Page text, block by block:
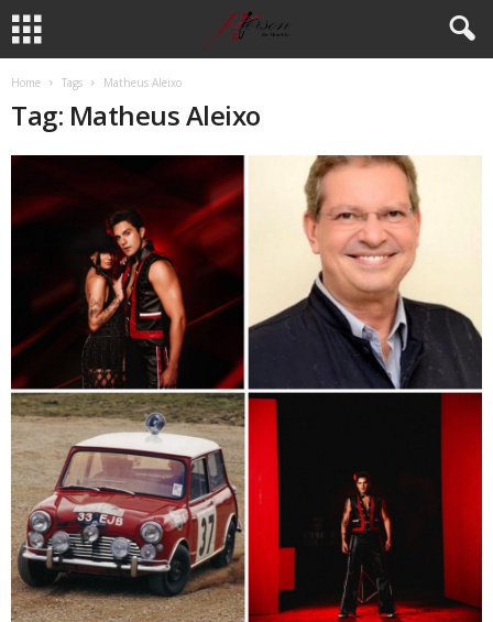
Home Tags Matheus Aleixo
Tag: Matheus Aleixo